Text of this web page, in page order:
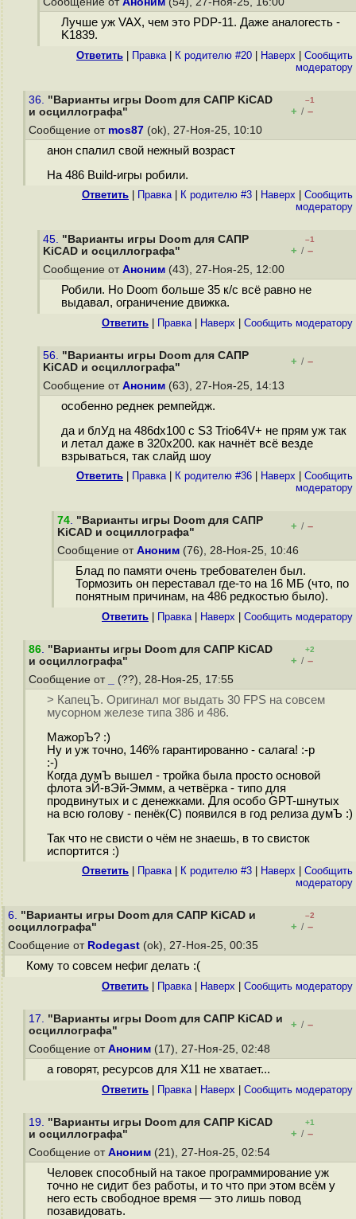
Лучше уж VAX, чем это PDP-11. Даже аналогесть -
K1839.
Ответить Правка| К родителю #20 Наверх
Cообщить
модератору
36. "Варианты игры Doom для САПР KiCAD
и осциллографа"
–1
+ / –
Сообщение от mos87 (ok), 27-Ноя-25, 10:10
анон спалил свой нежный возраст
На 486 Build-игры робили.
Ответить Правка| К родителю #3 Наверх
Cообщить
модератору
45. "Варианты игры Doom для САПР
KiCAD и осциллографа"
–1
+ / –
Сообщение от Аноним (43), 27-Ноя-25, 12:00
Робили. Но Doom больше 35 к/с всё равно не
выдавал, ограничение движка.
Ответить Правка| Наверх Cообщить модератору
56. "Варианты игры Doom для САПР
KiCAD и осциллографа"
+ / –
Сообщение от Аноним (63), 27-Ноя-25, 14:13
особенно реднек ремпейдж.
да и блУд на 486dx100 с S3 Trio64V+ не прям уж так
и летал даже в 320x200. как начнёт всё везде
взрываться, так слайд шоу
Ответить Правка| К родителю #36 Наверх
Cообщить
модератору
74. "Варианты игры Doom для САПР
KiCAD и осциллографа"
+ / –
Сообщение от Аноним (76), 28-Ноя-25, 10:46
Блад по памяти очень требователен был.
Тормозить он переставал где-то на 16 МБ (что, по
понятным причинам, на 486 редкостью было).
Ответить Правка| Наверх Cообщить модератору
86. "Варианты игры Doom для САПР KiCAD
и осциллографа"
+2
+ / –
Сообщение от
(??), 28-Ноя-25, 17:55
> КапецЪ. Оригинал мог выдать 30 FPS на совсем
мусорном железе типа 386 и 486.
МажорЪ? :)
Ну и уж точно, 146% гарантированно - салага! :-р
:-)
Когда думЪ вышел - тройка была просто основой
флота эЙ-вЭй-Эммм, а четвёрка - типо для
продвинутых и с денежками. Для особо GPT-шнутых
на всю голову - пенёк(С) появился в год релиза думЪ :)
Так что не свисти о чём не знаешь, в то свисток
испортится :)
Ответить Правка| К родителю #3 Наверх
Cообщить
модератору
6. "Варианты игры Doom для САПР KiCAD и
осциллографа"
–2
+ / –
Сообщение от Rodegast (ok), 27-Ноя-25, 00:35
Кому то совсем нефиг делать :(
Ответить Правка| Наверх Cообщить модератору
17. "Варианты игры Doom для САПР KiCAD и
осциллографа"
+ / –
Сообщение от Аноним (17), 27-Ноя-25, 02:48
а говорят, ресурсов для Х11 не хватает...
Ответить Правка| Наверх Cообщить модератору
19. "Варианты игры Doom для САПР KiCAD
и осциллографа"
+1
+ / –
Сообщение от Аноним (21), 27-Ноя-25, 02:54
Человек способный на такое программирование уж
точно не сидит без работы, и то что при этом всём у
него есть свободное время — это лишь повод
позавидовать.